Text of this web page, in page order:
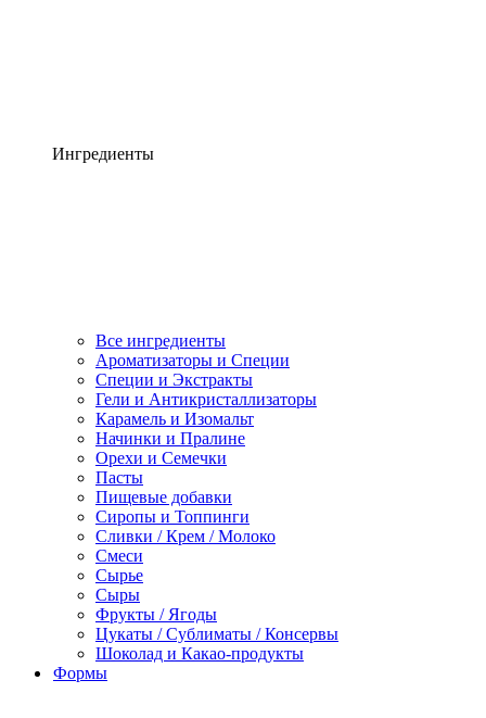
Ингредиенты
Все ингредиенты
Ароматизаторы и Специи
Специи и Экстракты
Гели и Антикристаллизаторы
Карамель и Изомальт
Начинки и Пралине
Орехи и Семечки
Пасты
Пищевые добавки
Сиропы и Топпинги
Сливки / Крем / Молоко
Смеси
Сырье
Сыры
Фрукты / Ягоды
Цукаты / Сублиматы / Консервы
Шоколад и Какао-продукты
Формы